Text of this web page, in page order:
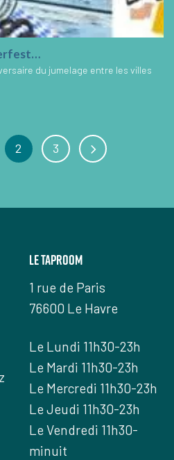
du jumelage entre les villes
2 3
Le taproom
1 rue de Paris
76600 Le Havre
Le Lundi 11h30-23h
Le Mardi 11h30-23h
Le Mercredi 11h30-23h
Le Jeudi 11h30-23h
Le Vendredi 11h30-
minuit